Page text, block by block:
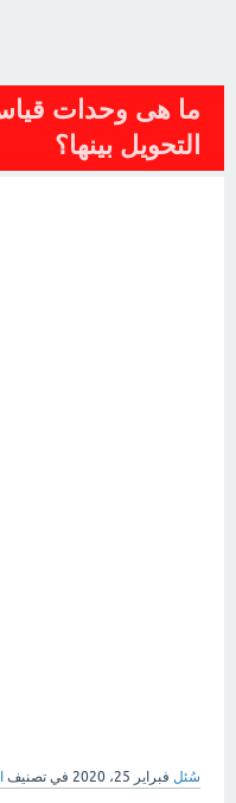
ما هى وحدات
التحويل بينها؟
سُئل فبراير 25، 2020 في تصنيف